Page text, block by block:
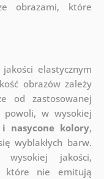
obrazami, które
elastycznym
obrazów zależy
od zastosowanej
powoli, w wysokiej
nasycone kolory,
wyblakłych barw.
wysokiej jakości,
nie emitują